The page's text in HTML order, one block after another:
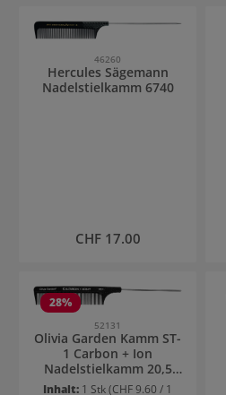
46260
Hercules Sägemann
Nadelstielkamm 6740
Regulärer Preis:
CHF 17.00
28%
52131
Olivia Garden Kamm ST-
1 Carbon + Ion
Nadelstielkamm 20,5
cm
Inhalt: 1 Stk(CHF 9.60 / 1